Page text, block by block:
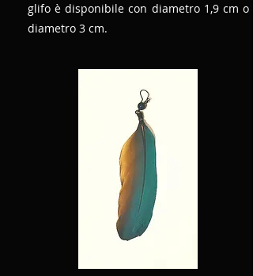
glifo è disponibile con diametro 1,9 cm o
diametro 3 cm.